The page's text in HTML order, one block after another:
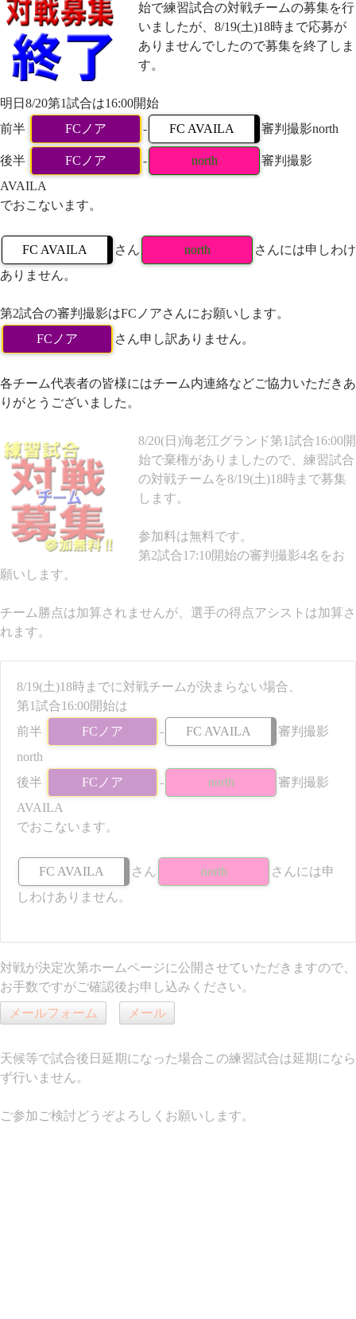
始で練習試合の対戦チームの募集を行
いましたが、8/19(土)18時まで応募が
ありませんでしたので募集を終了しま
す。
明日8/20第1試合は16:00開始
前半
FCノア - FC AVAILA 審判撮影north
後半 FCノア - north
審判撮影
AVAILA
でおこないます。
FC AVAILA さん north
さんには申しわけ
ありません。
第2試合の審判撮影はFCノアさんにお願いします。
FCノア
さん申し訳ありません。
各チーム代表者の皆様にはチーム内連絡などご協力いただきあ
りがとうございました。
8/20(日)海老江グランド第1試合16:00開
始で棄権がありましたので、練習試合
の対戦チームを8/19(土)18時まで募集
します。
参加料は無料です。
第2試合17:10開始の審判撮影4名をお
願いします。
チーム勝点は加算されませんが、選手の得点アシストは加算さ
れます。
8/19(土)18時までに対戦チームが決まらない場合、
第1試合16:00開始は
前半
FCノア - FC AVAILA
審判撮影
north
後半
FCノア - north
審判撮影
AVAILA
でおこないます。
FC AVAILA さん north
さんには申
しわけありません。
対戦が決定次第ホームページに公開させていただきますので、
お手数ですがご確認後お申し込みください。
メールフォーム
メール
天候等で試合後日延期になった場合この練習試合は延期になら
ず行いません。
ご参加ご検討どうぞよろしくお願いします。